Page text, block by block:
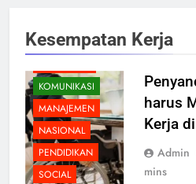
Kesempatan Kerja
KARIER
KOMUNIKASI
MANAJEMEN
NASIONAL
PENDIDIKAN
SOCIAL
harus
Kerja
Admin
mins